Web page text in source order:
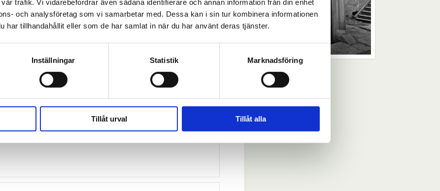
trafik. Vi vidarebefordrar även sådana identifierare och annan information från din enhet
och analysföretag som vi samarbetar med. Dessa kan i sin tur kombinera informationen
har tillhandahållit eller som de har samlat in när du har använt deras tjänster.
Inställningar Statistik Marknadsföring
Tillåt urval Tillåt alla
om varje rum och deras invånare. Välkommen att bekanta dig
CSS3, WebGL, eller minst version 9 av Adobe Flash Player.
öppnar på Konstens natt 14.8